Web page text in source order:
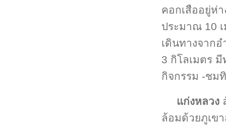
คอกเสืออยู่ห่
ประมาณ 10
เดินทางจาก
3 กิโลเมตร มี
กิจกรรม -ชม
แก่งหลวง
ล้อมด้วยภูเข